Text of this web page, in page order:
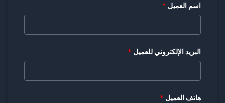
اسم العميل *
البريد الإلكتروني للعميل *
هاتف العميل *